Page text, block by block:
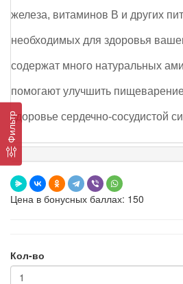
железа, витаминов B и других
необходимых для здоровья
содержат много натуральных
помогают улучшить
здоровье сердечно-сосудистой
Цена в бонусных баллах: 150
Кол-во
Фильтр